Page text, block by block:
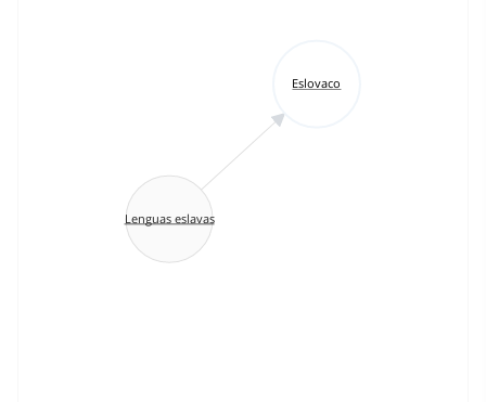
Eslovaco
Lenguas eslavas